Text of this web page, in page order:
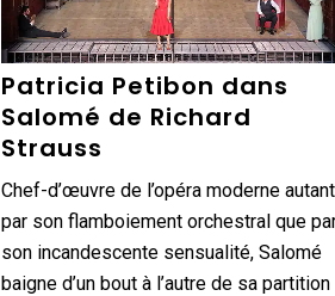
Patricia Petibon dans
Salomé de Richard
Strauss
Chef-d’œuvre de l’opéra moderne autant
par son flamboiement orchestral que
son incandescente sensualité, Salomé
baigne d’un bout à l’autre de sa partition